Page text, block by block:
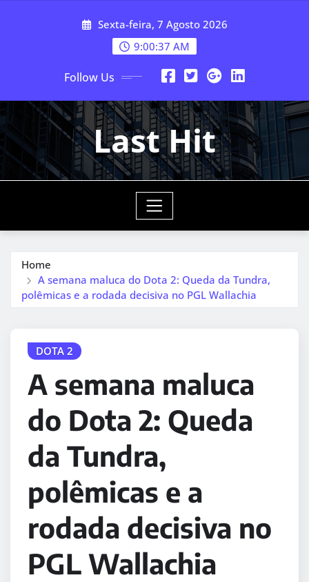
Sexta-feira, 7 Agosto 2026
9:00:38 AM
Follow Us
Last Hit
Home
A semana maluca do Dota 2: Queda da Tundra,
polêmicas e a rodada decisiva no PGL Wallachia
DOTA 2
A semana maluca
do Dota 2: Queda
da Tundra,
polêmicas e a
rodada decisiva no
PGL Wallachia